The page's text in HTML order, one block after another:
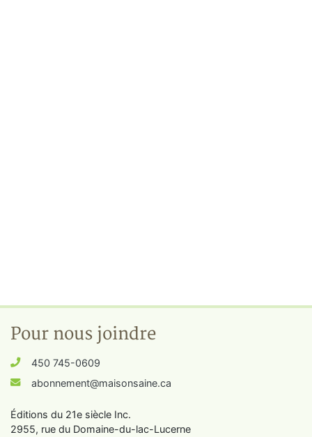
Pour nous joindre
450 745-0609
abonnement@maisonsaine.ca
Éditions du 21e siècle Inc.
2955, rue du Domaine-du-lac-Lucerne